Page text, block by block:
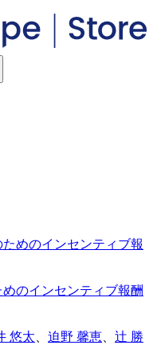
のインセンティブ報酬
悠太 迫野 馨恵
辻 勝